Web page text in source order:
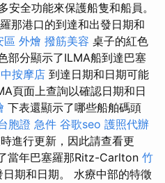
全功能來保護船隻和船員。
那港口的到達和出發日期和
區 外燴 撥筋美容 桌子的紅色
部分顯示了ILMA船到達巴塞
按摩店 到達日期和日期可能
頁面上查詢以確認日期和日
下表還顯示了哪些船舶碼頭
胞證 急件 谷歌seo 護照代辦
進行更新，因此請查看更
當年巴塞羅那Ritz-Carlton 竹
期和日期。 水療中部的特徵